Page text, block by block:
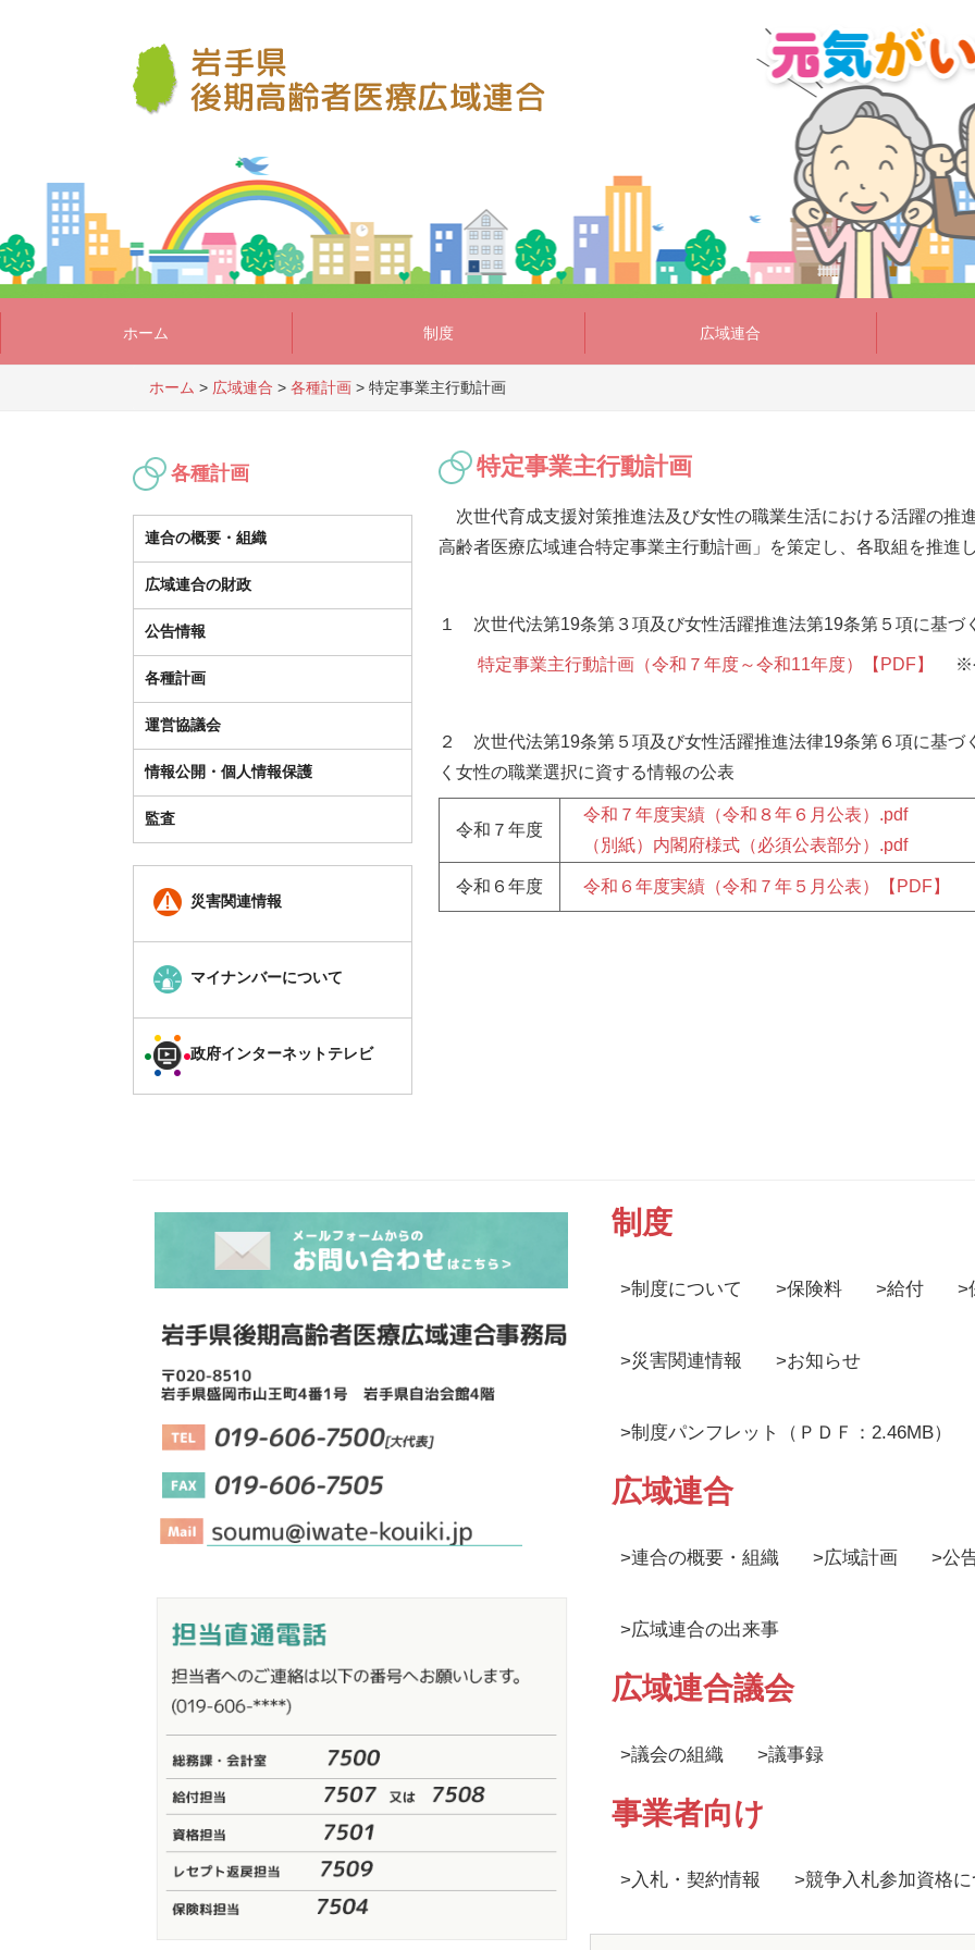
ホーム 制度 広域連合
ホーム > 広域連合 > 各種計画 > 特定事業主行動計画
各種計画
連合の概要・組織
広域連合の財政
公告情報
各種計画
運営協議会
情報公開・個人情報保護
監査
災害関連情報
マイナンバーについて
政府インターネットテレビ
特定事業主行動計画
次世代育成支援対策推進法及び女性の職業生活における活躍の推
高齢者医療広域連合特定事業主行動計画」を策定し、各取組を推進
１ 次世代法第19条第３項及び女性活躍推進法第19条第５項に基づ
特定事業主行動計画（令和７年度～令和11年度）【PDF】 ※
２ 次世代法第19条第５項及び女性活躍推進法律19条第６項に基づ
く女性の職業選択に資する情報の公表
令和７年度
令和７年度実績（令和８年６月公表）.pdf
（別紙）内閣府様式（必須公表部分）.pdf
令和６年度 令和６年度実績（令和７年５月公表）【PDF】
制度
>制度について >保険料 >給付 >
>災害関連情報 >お知らせ
>制度パンフレット （ＰＤＦ：2.46MB）
広域連合
>連合の概要・組織 >広域計画 >公
>広域連合の出来事
広域連合議会
>議会の組織 >議事録
事業者向け
>入札・契約情報 >競争入札参加資格